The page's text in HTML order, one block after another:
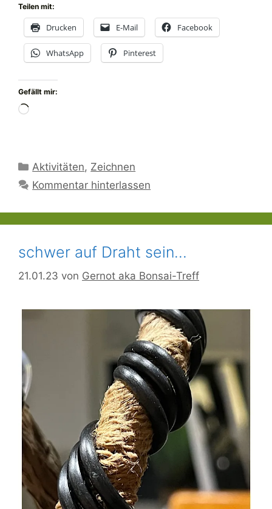
Teilen mit:
Drucken E-Mail Facebook
WhatsApp Pinterest
Gefällt mir:
Wird
Kategorien
Aktivitäten, Zeichnen
Kommentar hinterlassen
schwer auf Draht sein…
21.01.23 von Gernot aka Bonsai-Treff